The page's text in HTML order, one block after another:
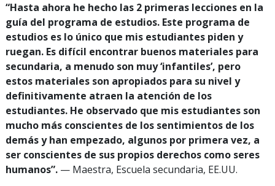
“Hasta ahora he hecho las 2 primeras lecciones en la
guía del programa de estudios. Este programa de
estudios es lo único que mis estudiantes piden y
ruegan. Es difícil encontrar buenos materiales para
secundaria, a menudo son muy ‘infantiles’, pero
estos materiales son apropiados para su nivel y
definitivamente atraen la atención de los
estudiantes. He observado que mis estudiantes son
mucho más conscientes de los sentimientos de los
demás y han empezado, algunos por primera vez, a
ser conscientes de sus propios derechos como seres
humanos”. — Maestra, Escuela secundaria, EE.UU.